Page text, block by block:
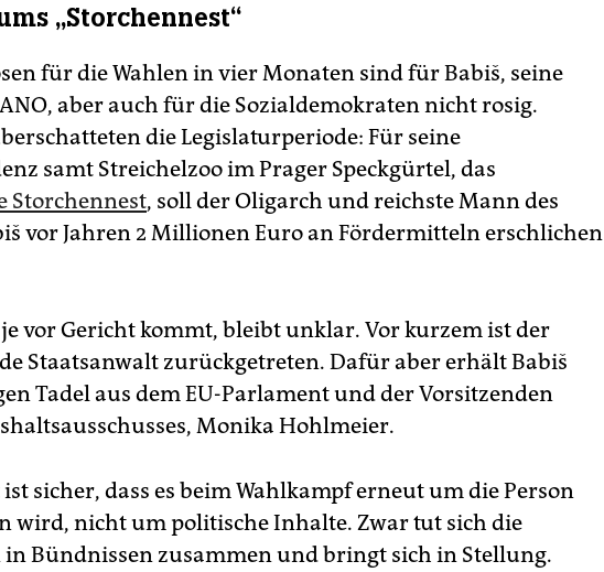
„Storchennest“
für die Wahlen in vier Monaten sind für Babiš, seine
aber auch für die Sozialdemokraten nicht rosig.
die Legislaturperiode: Für seine
samt Streichelzoo im Prager Speckgürtel, das
Storchennest, soll der Oligarch und reichste Mann des
vor Jahren 2 Millionen Euro an Fördermitteln erschlichen
je vor Gericht kommt, bleibt unklar. Vor kurzem ist der
Staatsanwalt zurückgetreten. Dafür aber erhält Babiš
Tadel aus dem EU-Parlament und der Vorsitzenden
Monika Hohlmeier.
sicher, dass es beim Wahlkampf erneut um die Person
wird, nicht um politische Inhalte. Zwar tut sich die
Bündnissen zusammen und bringt sich in Stellung.